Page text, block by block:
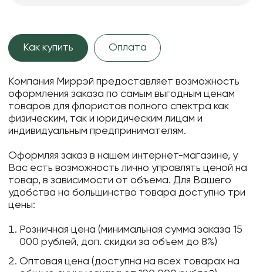
Как купить Оплата
Компания Миррэй предоставляет возможность
оформления заказа по самым выгодным ценам
товаров для флористов полного спектра как
физическим, так и юридическим лицам и
индивидуальным предпринимателям.
Оформляя заказ в нашем интернет-магазине, у
Вас есть возможность лично управлять ценой на
товар, в зависимости от объема. Для Вашего
удобства на большинство товара доступно три
цены:
Розничная цена (минимальная сумма заказа 15
000 рублей, доп. скидки за объем до 8%)
Оптовая цена (доступна на всех товарах на